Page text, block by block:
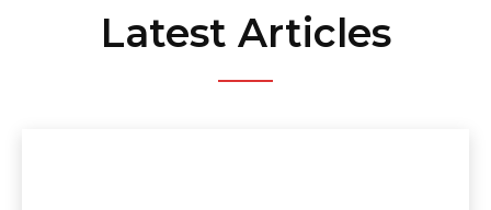
Latest Articles